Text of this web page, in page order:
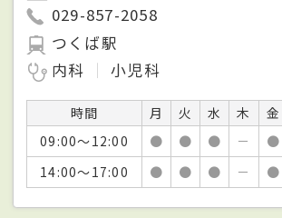
029-857-2058
つくば駅
内科
小児科
時間 月 火 水 木 金
09:00～12:00
● ● ● － ●
14:00～17:00
● ● ● － ●